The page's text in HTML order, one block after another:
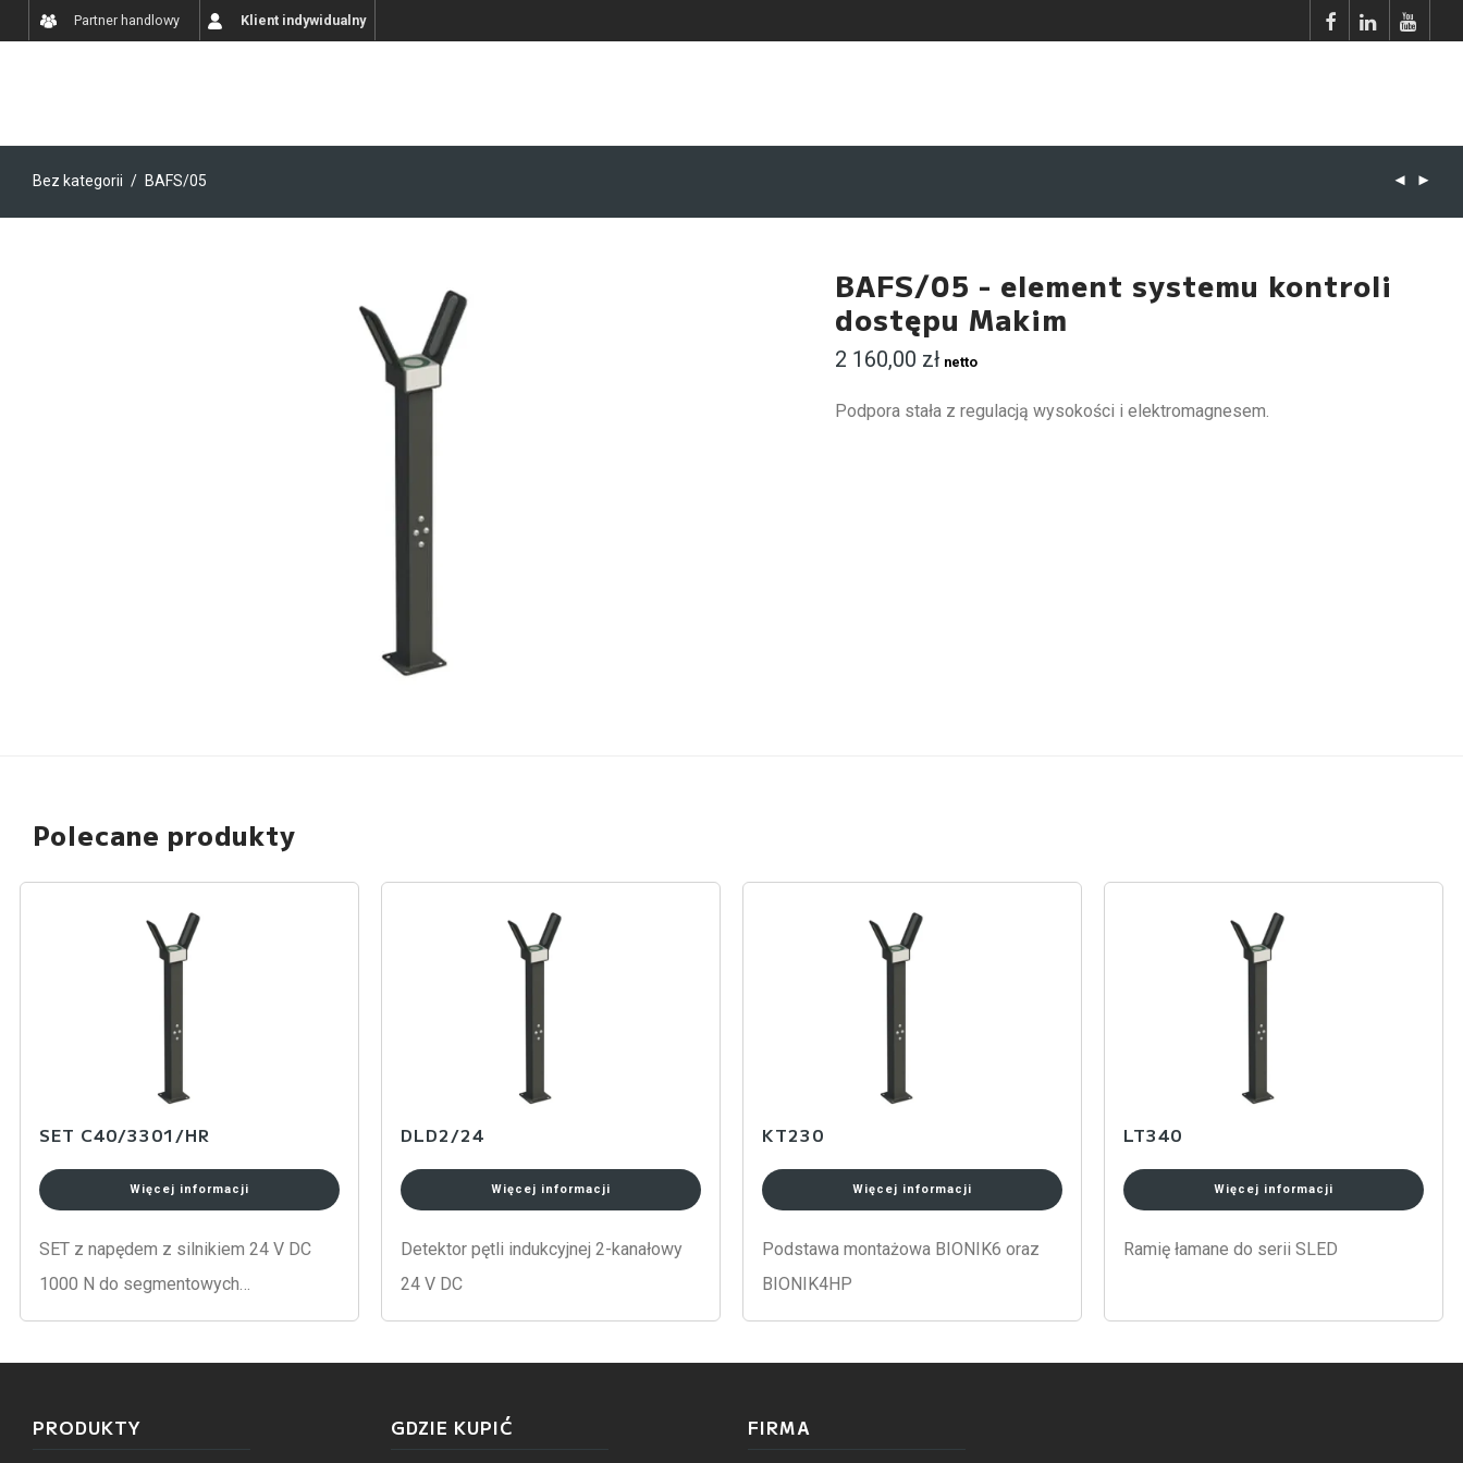
Partner handlowy Klient indywidualny
Bez kategorii / BAFS/05
BAFS/05 - element systemu kontroli
dostępu Makim
2 160,00 zł netto
Podpora stała z regulacją wysokości i elektromagnesem.
Polecane produkty
SET C40/3301/HR
Więcej informacji
SET z napędem z silnikiem 24 V DC
1000 N do segmentowych…
DLD2/24
Więcej informacji
Detektor pętli indukcyjnej 2-kanałowy
24 V DC
KT230
Więcej informacji
Podstawa montażowa BIONIK6 oraz
BIONIK4HP
LT340
Więcej informacji
Ramię łamane do serii SLED
PRODUKTY GDZIE KUPIĆ FIRMA